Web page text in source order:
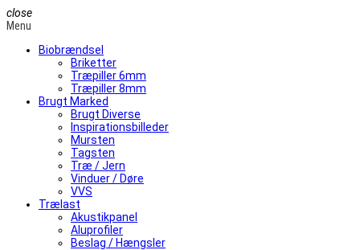
close
Menu
Biobrændsel
Briketter
Træpiller 6mm
Træpiller 8mm
Brugt Marked
Brugt Diverse
Inspirationsbilleder
Mursten
Tagsten
Træ / Jern
Vinduer / Døre
VVS
Trælast
Akustikpanel
Aluprofiler
Beslag / Hængsler